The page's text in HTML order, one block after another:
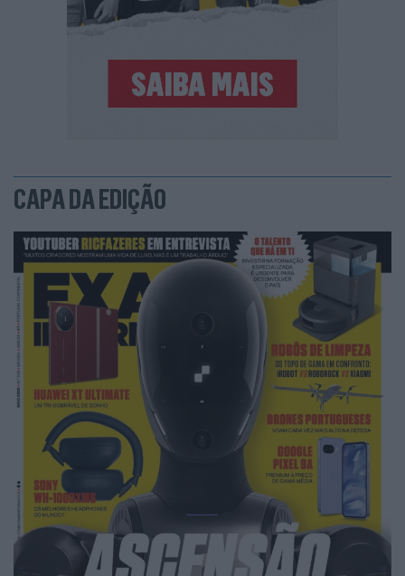
CAPA DA EDIÇÃO